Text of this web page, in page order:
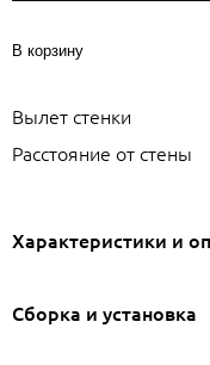
В корзину
Вылет стенки
Расстояние от стены
Характеристики и
Сборка и установка